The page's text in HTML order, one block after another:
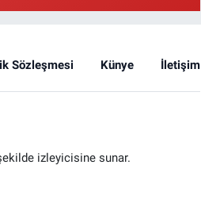
Sözleşmesi Künye İletişim
izleyicisine sunar.